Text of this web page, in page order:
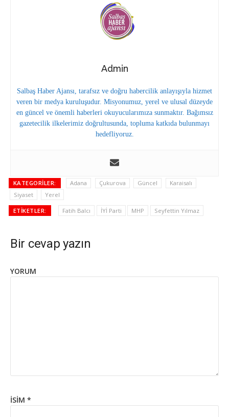
Admin
Salbaş Haber Ajansı, tarafsız ve doğru habercilik anlayışıyla hizmet
veren bir medya kuruluşudur. Misyonumuz, yerel ve ulusal düzeyde
en güncel ve önemli haberleri okuyucularımıza sunmaktır. Bağımsız
gazetecilik ilkelerimiz doğrultusunda, topluma katkıda bulunmayı
hedefliyoruz.
KATEGORILER: Adana Çukurova Güncel
Karaisalı
Siyaset
Yerel
ETIKETLER: Fatih Balcı İYİ Parti MHP Seyfettin Yılmaz
Bir cevap yazın
YORUM
İSIM *